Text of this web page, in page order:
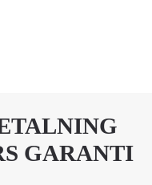
GARANTI